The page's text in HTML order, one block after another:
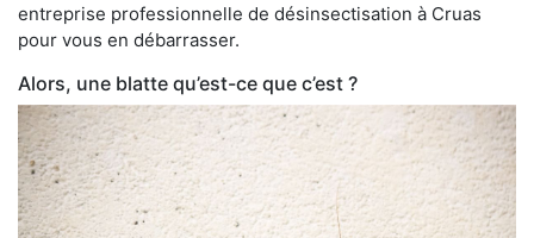
entreprise professionnelle de désinsectisation à Cruas
pour vous en débarrasser.
Alors, une blatte qu’est-ce que c’est ?